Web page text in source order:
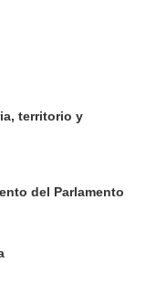
territorio y
del Parlamento